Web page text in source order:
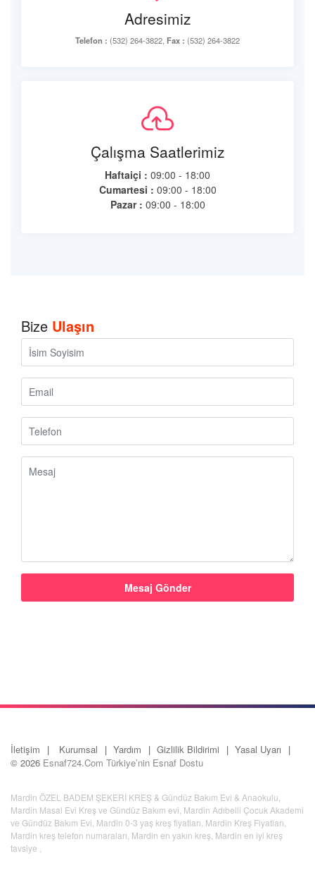
Adresimiz
Telefon : (532) 264-3822, Fax : (532) 264-3822
Çalışma Saatlerimiz
Haftaiçi : 09:00 - 18:00
Cumartesi : 09:00 - 18:00
Pazar : 09:00 - 18:00
Bize Ulaşın
İletişim Kurumsal Yardım Gizlilik Bildirimi
Yasal Uyarı
© 2026 Esnaf724.Com Türkiye’nin Esnaf Dostu
Mardin ÖZEL BADEM ŞEKERİ KREŞ & Gündüz Bakım Evi & Anaokulu
Mardin Masal Evi Kreş ve Gündüz Bakım evi Mardin Adıbelli Çocuk Akademi
ve Gündüz Bakım Evi Mardin 0-3 yaş kreş fiyatları Mardin Kreş Fiyatları
Mardin kreş telefon numaraları Mardin en yakın kreş Mardin en iyi kreş
tavsiye